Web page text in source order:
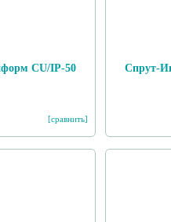
CU/IP-50
[сравнить]
Спрут-